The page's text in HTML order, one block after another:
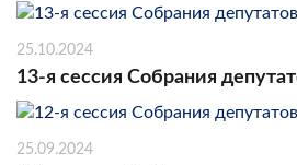
25.10.2024
13-я сессия Собрания
25.09.2024